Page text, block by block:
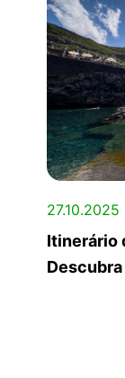
27.10.2025
Itinerário
Descubra